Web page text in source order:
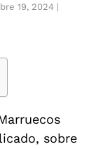
19, 2024 |
sobre